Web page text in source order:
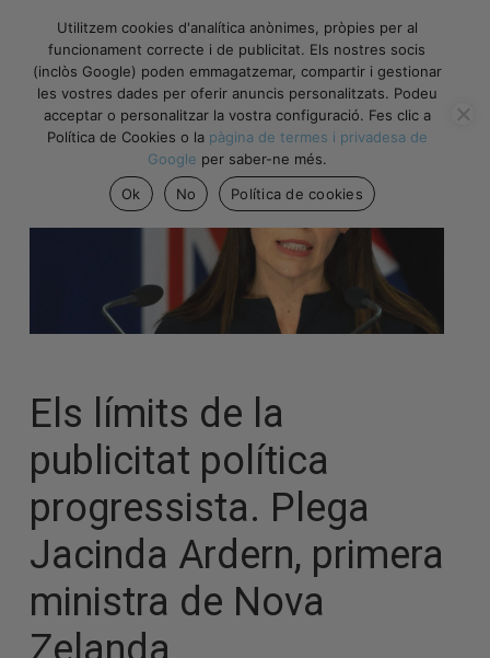
Els límits de la
publicitat política
progressista. Plega
Jacinda Ardern, primera
ministra de Nova
Utilitzem cookies d'analítica anònimes, pròpies per al
funcionament correcte i de publicitat. Els nostres socis
(inclòs Google) poden emmagatzemar, compartir i gestionar
les vostres dades per oferir anuncis personalitzats. Podeu
acceptar o personalitzar la vostra configuració. Fes clic a
Política de Cookies o la pàgina de termes i privadesa de
Google per saber-ne més.
Ok
No Política de cookies